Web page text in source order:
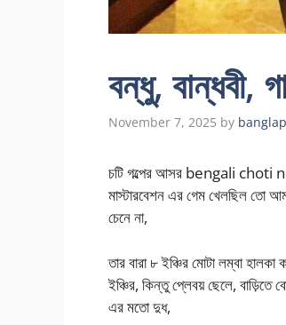
বন্ধু, বান্ধবী,
November 7, 2025 by
চটি গল্পের আসর bengali choti
মাস্টারবেশন এর গেম খেলছিল তো
চেনে না,
তার বারা ৮ ইঞ্চির মোটা লম্বা
ইঞ্চির, কিন্তু প্লেবয় ছেলে,
এর মতো দুধ,